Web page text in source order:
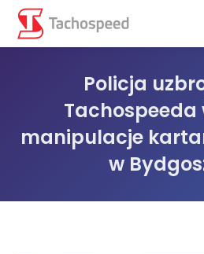
Policja
manipulacje
w